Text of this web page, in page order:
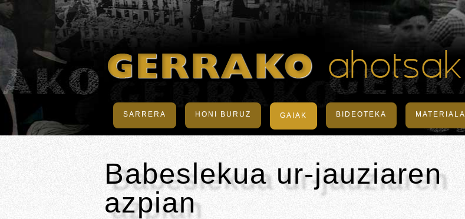
SARRERA HONI BURUZ GAIAK BIDEOTEKA MATERIALA
Babeslekua ur-jauziaren
azpian